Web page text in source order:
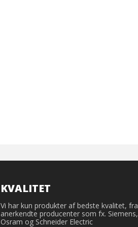
KVALITET
Vi har kun produkter af bedste kvalitet, fra
anerkendte producenter som fx. Siemens,
Osram og Schneider Electric